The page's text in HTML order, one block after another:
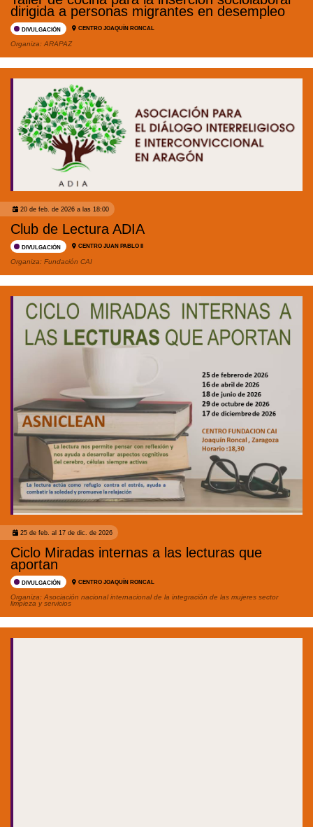
dirigida a personas migrantes en desempleo
DIVULGACIÓN CENTRO JOAQUÍN RONCAL
Organiza: ARAPAZ
20 de feb. de 2026 a las 18:00
Club de Lectura ADIA
DIVULGACIÓN CENTRO JUAN PABLO II
Organiza: Fundación CAI
25 de feb. al 17 de dic. de 2026
Ciclo Miradas internas a las lecturas que
aportan
DIVULGACIÓN CENTRO JOAQUÍN RONCAL
Organiza:Asociación nacional internacional de la integración de las mujeres sector
limpieza y servicios